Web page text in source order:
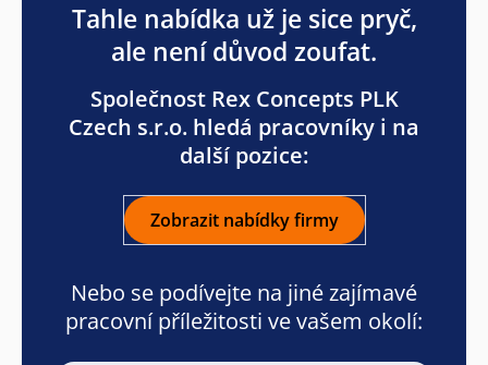
Tahle nabídka už je sice pryč,
ale není důvod zoufat.
Společnost Rex Concepts PLK
Czech s.r.o. hledá pracovníky i na
další pozice:
Zobrazit nabídky firmy
Nebo se podívejte na jiné zajímavé
pracovní příležitosti ve vašem okolí: